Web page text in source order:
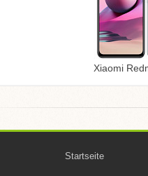
Xiaomi
Startseite